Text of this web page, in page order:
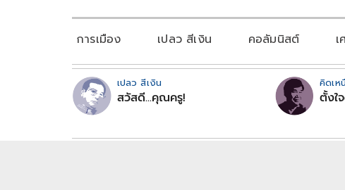
การเมือง เปลว สีเงิน คอลัมนิสต์
เปลว สีเงิน
สวัสดี...คุณครู!
คิดเห
ตั้งใ